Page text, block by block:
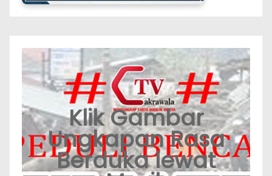
Klik Gambar
Ungkapan Rasa
Berduka lewat